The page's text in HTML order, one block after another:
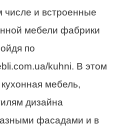
числе и встроенные
мебели фабрики
по
kuhni. В этом
мебель,
дизайна
фасадами и в